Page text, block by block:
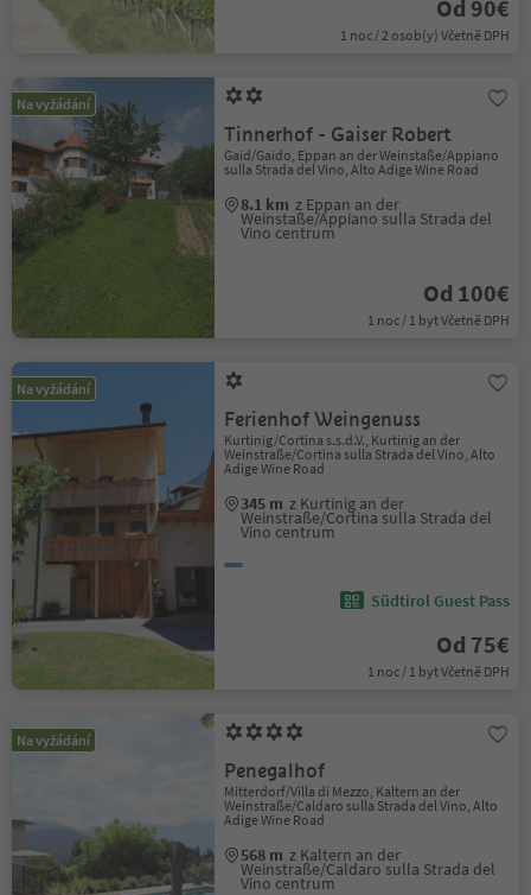
Od 90€
1 noc / 2 osob(y) Včetně DPH
Na vyžádání
Tinnerhof - Gaiser Robert
Gaid/Gaido, Eppan an der Weinstaße/Appiano
sulla Strada del Vino, Alto Adige Wine Road
8.1 km z Eppan an der
Weinstaße/Appiano sulla Strada del
Vino centrum
Od 100€
1 noc / 1 byt Včetně DPH
Na vyžádání
Ferienhof Weingenuss
Kurtinig/Cortina s.s.d.V., Kurtinig an der
Weinstraße/Cortina sulla Strada del Vino, Alto
Adige Wine Road
345 m z Kurtinig an der
Weinstraße/Cortina sulla Strada del
Vino centrum
Südtirol Guest Pass
Od 75€
1 noc / 1 byt Včetně DPH
Na vyžádání
Penegalhof
Mitterdorf/Villa di Mezzo, Kaltern an der
Weinstraße/Caldaro sulla Strada del Vino, Alto
Adige Wine Road
568 m z Kaltern an der
Weinstraße/Caldaro sulla Strada del
Vino centrum